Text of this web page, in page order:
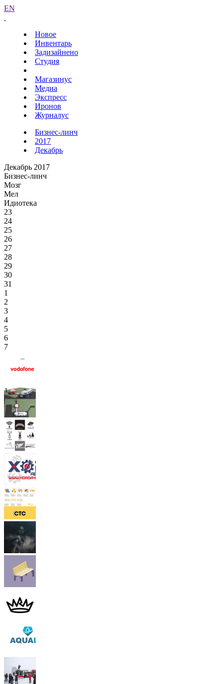
EN
Новое
Инвентарь
Задизайнено
Студия
Магазинус
Медиа
Экспресс
Иронов
Журналус
Бизнес-линч
2017
Декабрь
Декабрь 2017
Бизнес-линч
Мозг
Мел
Идиотека
23
24
25
26
27
28
29
30
31
1
2
3
4
5
6
7